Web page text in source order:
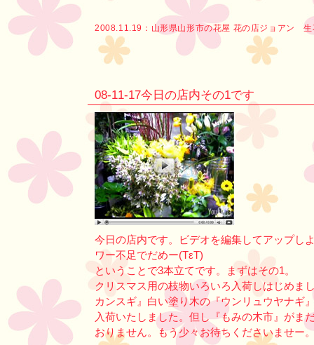
2008.11.19： 山形県山形市の花屋 花の店ジョアン
08-11-17今日の店内その1です
今日の店内です。ビデオを編集してアップし
ワー不足でだめー(TεT)
ということで3本立てです。まずはその1。
クリスマス用の枝物いろいろ入荷しはじめま
カンスギ』白い塗り木の『ウンリュウヤナギ
入荷いたしました。但し『もみの木市』がま
おりません。もう少々お待ちくださいませー